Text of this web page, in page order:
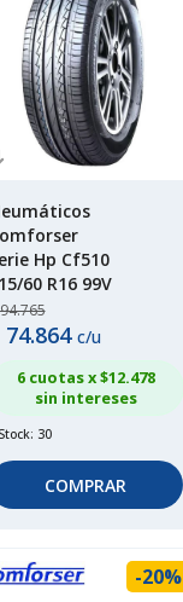
Hp Cf510
60 R16 99V
94.765
74.864 c/u
6 cuotas x $12.478
sin intereses
Stock: 30
COMPRAR
-20%